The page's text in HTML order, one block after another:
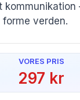
Forfatter(e):
Ole Høiris
verden.
hvordan
bryder
viser et
mellem
VORES PRIS
297 kr